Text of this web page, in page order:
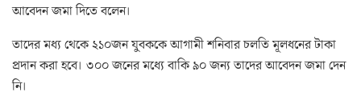
আবেদন জমা দিতে বলেন।
তাদের মধ্য থেকে ২১০জন যুবককে আগামী শনিবার চলতি মূলধনের টাকা
প্রদান করা হবে। ৩০০ জনের মধ্যে বাকি ৯০ জন্য তাদের আবেদন জমা দেন
নি।